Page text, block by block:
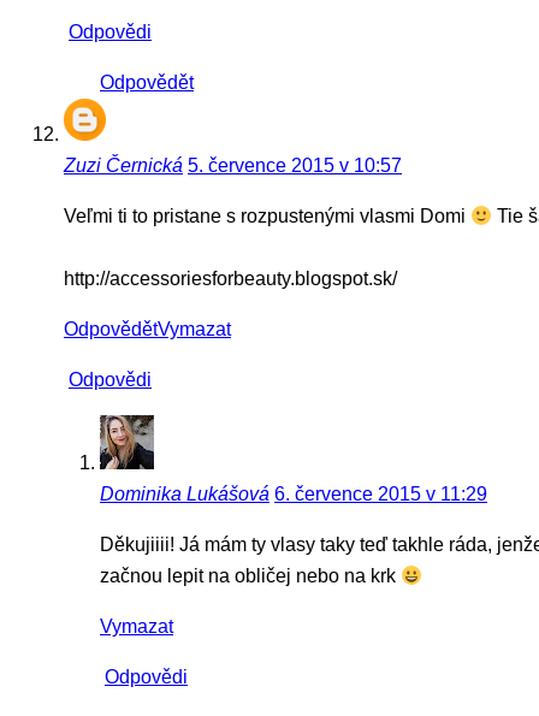
Odpovědi
Odpovědět
Zuzi Černická 5. července 2015 v 10:57
Veľmi ti to pristane s rozpustenými vlasmi Domi Tie
http://accessoriesforbeauty.blogspot.sk/
OdpovědětVymazat
Odpovědi
Dominika Lukášová 6. července 2015 v 11:29
Děkujiiii! Já mám ty vlasy taky teď takhle ráda,
začnou lepit na obličej nebo na krk
Vymazat
Odpovědi